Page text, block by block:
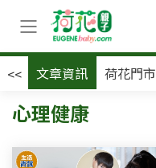
<< 文章資訊 荷花門市
心理健康